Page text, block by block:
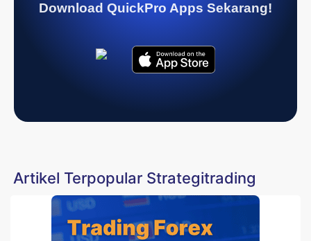
Download QuickPro Apps Sekarang!
Artikel Terpopular Strategitrading